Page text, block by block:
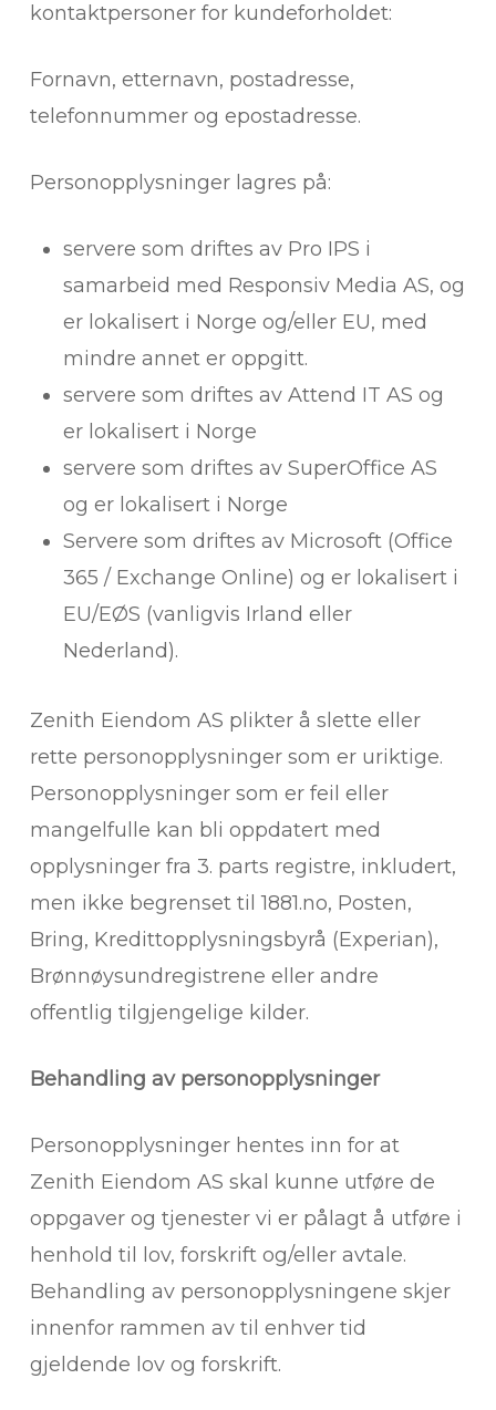
kontaktpersoner for kundeforholdet:
Fornavn, etternavn, postadresse,
telefonnummer og epostadresse.
Personopplysninger lagres på:
servere som driftes av Pro IPS i
samarbeid med Responsiv Media AS, og
er lokalisert i Norge og/eller EU, med
mindre annet er oppgitt.
servere som driftes av Attend IT AS og
er lokalisert i Norge
servere som driftes av SuperOffice AS
og er lokalisert i Norge
Servere som driftes av Microsoft (Office
365 / Exchange Online) og er lokalisert i
EU/EØS (vanligvis Irland eller
Nederland).
Zenith Eiendom AS plikter å slette eller
rette personopplysninger som er uriktige.
Personopplysninger som er feil eller
mangelfulle kan bli oppdatert med
opplysninger fra 3. parts registre, inkludert,
men ikke begrenset til 1881.no, Posten,
Bring, Kredittopplysningsbyrå (Experian),
Brønnøysundregistrene eller andre
offentlig tilgjengelige kilder.
Behandling av personopplysninger
Personopplysninger hentes inn for at
Zenith Eiendom AS skal kunne utføre de
oppgaver og tjenester vi er pålagt å utføre i
henhold til lov, forskrift og/eller avtale.
Behandling av personopplysningene skjer
innenfor rammen av til enhver tid
gjeldende lov og forskrift.